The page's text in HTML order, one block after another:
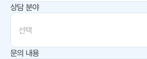
상담 분야
선택
문의 내용